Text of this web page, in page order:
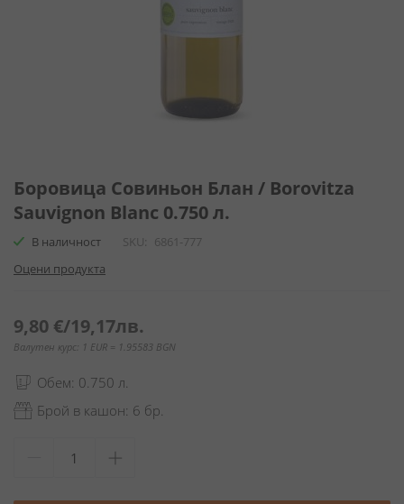
към
началото
на
галерия
снимки
Боровица Совиньон Блан / Borovitza
Sauvignon Blanc 0.750 л.
В наличност SKU
6861-777
Оцени продукта
9,80 €/19,17лв.
Валутен курс: 1 EUR = 1.95583 BGN
Обем: 0.750 л.
Брой в кашон: 6 бр.